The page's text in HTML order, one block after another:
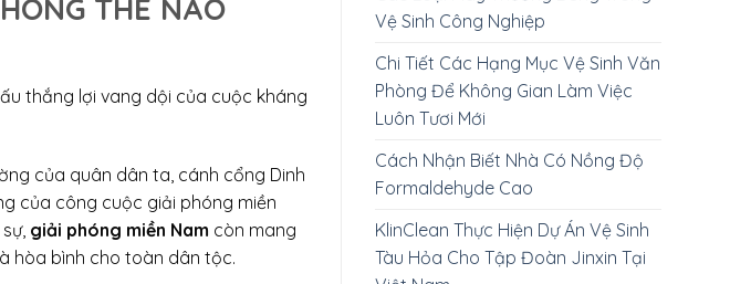
THỂ NÀO
thắng lợi vang dội của cuộc kháng
của quân dân ta, cánh cổng Dinh
của công cuộc giải phóng miền
giải phóng miền Nam còn mang
hòa bình cho toàn dân tộc.
Vệ Sinh Công Nghiệp
Chi Tiết Các Hạng Mục Vệ Sinh Văn
Phòng Để Không Gian Làm Việc
Luôn Tươi Mới
Cách Nhận Biết Nhà Có Nồng Độ
Formaldehyde Cao
KlinClean Thực Hiện Dự Án Vệ Sinh
Tàu Hỏa Cho Tập Đoàn Jinxin Tại